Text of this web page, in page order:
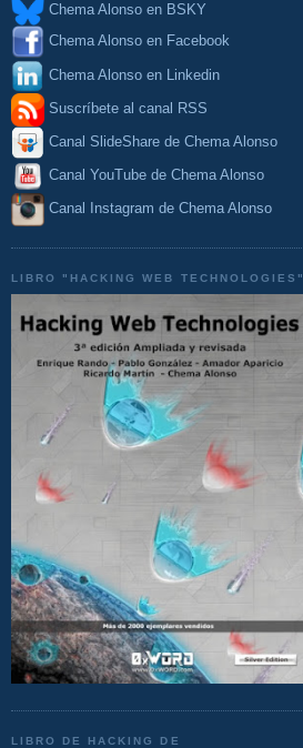
Chema Alonso en BSKY
Chema Alonso en Facebook
Chema Alonso en Linkedin
Suscríbete al canal RSS
Canal SlideShare de Chema Alonso
Canal YouTube de Chema Alonso
Canal Instagram de Chema Alonso
LIBRO "HACKING WEB TECHNOLOGIES"
LIBRO DE HACKING DE